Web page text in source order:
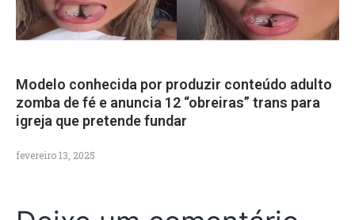
Modelo conhecida por produzir conteúdo adulto
zomba de fé e anuncia 12 “obreiras” trans para
igreja que pretende fundar
fevereiro 13, 2025